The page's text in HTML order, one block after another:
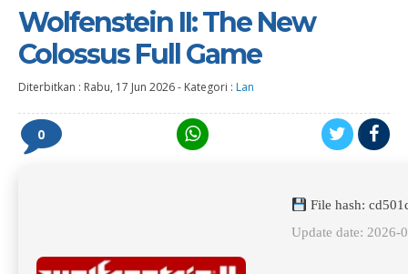
Wolfenstein II: The New
Colossus Full Game
Diterbitkan : Rabu, 17 Jun 2026- Kategori : Lan
0
File hash:
Update date: 2026-